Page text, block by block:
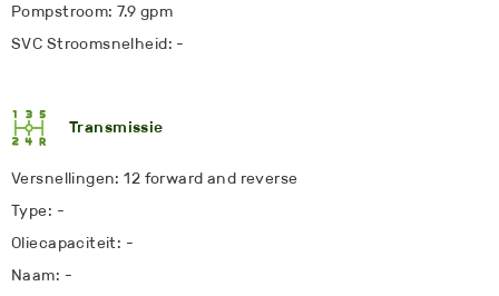
Pompstroom: 7.9 gpm
SVC Stroomsnelheid: -
Transmissie
Versnellingen: 12 forward and reverse
Type: -
Oliecapaciteit: -
Naam: -